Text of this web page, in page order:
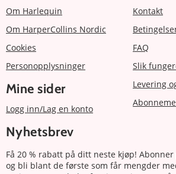
Om Harlequin
Om HarperCollins Nordic
Cookies
Personopplysninger
Mine sider
Logg inn/Lag en konto
Kontakt
FAQ
Slik
Levering
Nyhetsbrev
Få 20 % rabatt på ditt neste kjøp!
og bli blant de første som får mengder